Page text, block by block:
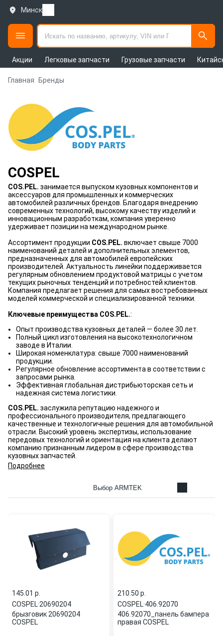
Минск
Акции Легковые запчасти Грузовые запчасти
Главная Бренды
COSPEL
COS.PEL. занимается выпуском кузовных компонентов и
аксессуаров для промышленных и коммерческих
автомобилей различных брендов. Благодаря внедрению
современных технологий, высокому качеству изделий и
инновационным разработкам, компания уверенно
удерживает позиции на международном рынке.
Ассортимент продукции COS.PEL. включает свыше 7000
наименований деталей и дополнительных элементов,
предназначенных для автомобилей европейских
производителей. Актуальность линейки поддерживается
регулярным обновлением продуктовой матрицы с учетом
текущих рыночных тенденций и потребностей клиентов.
Компания предлагает решения для самых востребованных
моделей коммерческой и специализированной техники.
Ключевые преимущества COS.PEL.:
Опыт производства кузовных деталей — более 30 лет.
Полный цикл изготовления на высокотехнологичном
заводе в Италии.
Широкая номенклатура: свыше 7000 наименований
продукции.
Регулярное обновление ассортимента в соответствии с
запросами рынка.
Эффективная глобальная дистрибьюторская сеть и
надежная система логистики.
COS.PEL. заслужила репутацию надежного и
профессионального производителя, предлагающего
качественные и технологичные решения для автомобильной
отрасли. Высокий уровень экспертизы, использование
передовых технологий и ориентация на клиента делают
компанию признанным лидером в сфере производства
кузовных запчастей.
Подробнее
Выбор ARMTEK
145.01 p.
COSPEL·20690204
брызговик 20690204
COSPEL
210.50 p.
COSPEL·406.92070
406.92070_панель бампера
правая COSPEL